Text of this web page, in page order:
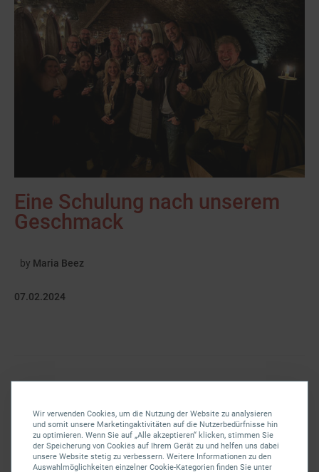
Eine Schulung nach unserem
Geschmack
by Maria Beez
07.02.2024
Wir verwenden Cookies, um die Nutzung der Website zu analysieren
und somit unsere Marketingaktivitäten auf die Nutzerbedürfnisse hin
zu optimieren. Wenn Sie auf „Alle akzeptieren“ klicken, stimmen Sie
der Speicherung von Cookies auf Ihrem Gerät zu und helfen uns dabei
unsere Website stetig zu verbessern. Weitere Informationen zu den
Auswahlmöglichkeiten einzelner Cookie-Kategorien finden Sie unter